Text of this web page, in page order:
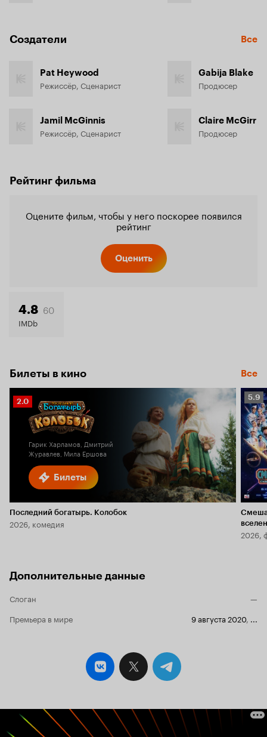
Создатели Все
Pat Heywood
Режиссёр, Сценарист
Jamil McGinnis
Режиссёр, Сценарист
Gabija Blake
Продюсер
Claire McGirr
Продюсер
Рейтинг фильма
Оцените фильм, чтобы у него поскорее появился
рейтинг
Оценить
4.8 60
IMDb
Билеты в кино Все
Билеты
Рейтинг
Кинопоиска
2.0
Гарик Харламов, Дмитрий
Журавлев, Мила Ершова
Последний богатырь. Колобок
2026, комедия
5.9
5.9
2026,
Дополнительные данные
Слоган
—
Премьера в мире
9 августа 2020, ...